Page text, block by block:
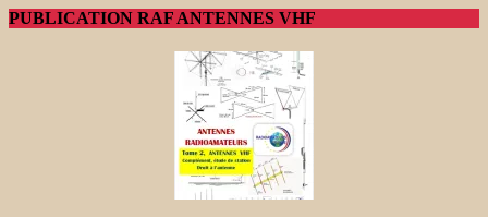
PUBLICATION RAF ANTENNES VHF